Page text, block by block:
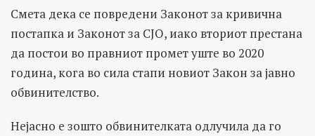
Смета дека се повредени Законот за кривична
постапка и Законот за СЈО, иако вториот престана
да постои во правниот промет уште во 2020
година, кога во сила стапи новиот Закон за јавно
обвинителство.
Нејасно е зошто обвинителката одлучила да го